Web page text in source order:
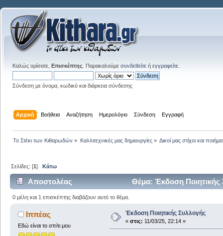
Καλώς ορίσατε, Επισκέπτης . Παρακαλούμε συνδεθείτε ή εγγραφείτε
Σύνδεση με όνομα, κωδικό και διάρκεια σύνδεσης
Αρχική Βοήθεια Αναζήτηση Ημερολόγιο Σύνδεση Εγγραφή
Το Στέκι των Κιθαρωδών » Καλλιτεχνικές μας δημιουργίες» Δικοί μας στίχοι και
Σελίδες: [1]Κάτω
Αποστολέας Θέμα: Έκδοση
0 μέλη και 1 επισκέπτης διαβάζουν αυτό το θέμα.
Ιππέας
Εδώ είναι το σπίτι μου
Έκδοση Ποιητικής Συλλογής
« στις: 11/03/25, 22:14 »